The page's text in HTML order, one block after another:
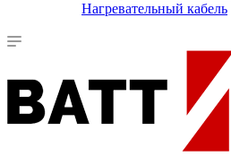
Нагревательный кабель